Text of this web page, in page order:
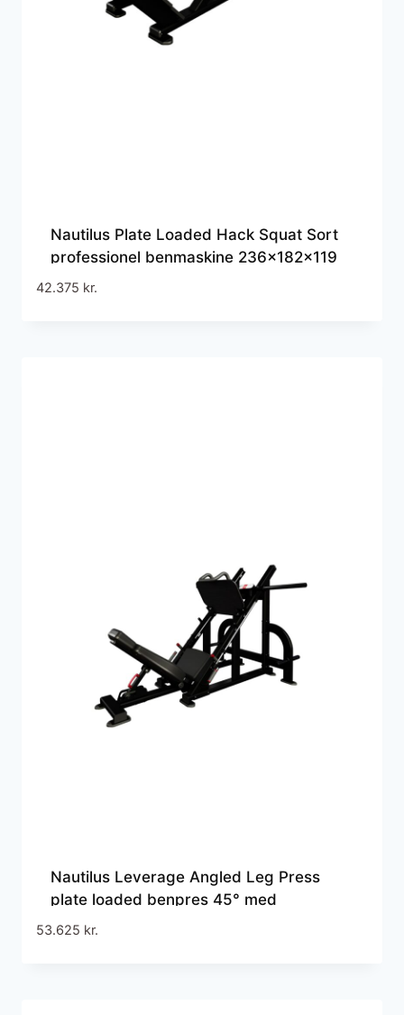
Nautilus Plate Loaded Hack Squat Sort
professionel benmaskine 236x182x119
cm
42.375 kr.
Nautilus Leverage Angled Leg Press
plate loaded benpres 45° med
justerbart ryglæn og integreret olympisk
53.625 kr.